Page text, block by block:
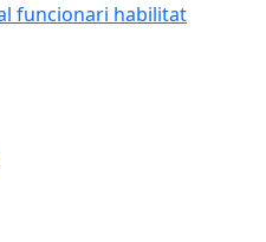
funcionari habilitat